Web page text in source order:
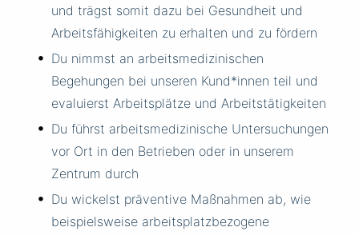
und trägst somit dazu bei Gesundheit und
Arbeitsfähigkeiten zu erhalten und zu fördern
Du nimmst an arbeitsmedizinischen
Begehungen bei unseren Kund*innen teil und
evaluierst Arbeitsplätze und Arbeitstätigkeiten
Du führst arbeitsmedizinische Untersuchungen
vor Ort in den Betrieben oder in unserem
Zentrum durch
Du wickelst präventive Maßnahmen ab, wie
beispielsweise arbeitsplatzbezogene